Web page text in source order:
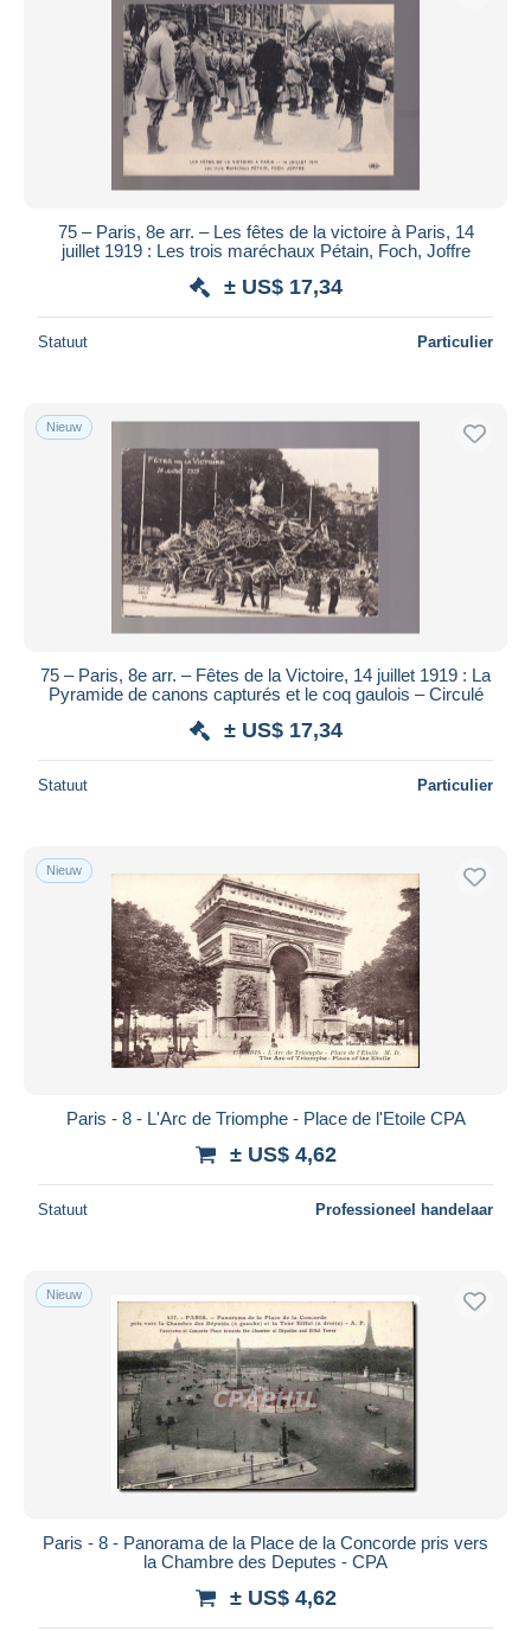
75 – Paris, 8e arr. – Les fêtes de la victoire à Paris, 14
juillet 1919 : Les trois maréchaux Pétain, Foch, Joffre
± US$ 17,34
Statuut Particulier
Nieuw
75 – Paris, 8e arr. – Fêtes de la Victoire, 14 juillet 1919 : La
Pyramide de canons capturés et le coq gaulois – Circulé
± US$ 17,34
Statuut Particulier
Nieuw
Paris - 8 - L'Arc de Triomphe - Place de l'Etoile CPA
± US$ 4,62
Statuut Professioneel handelaar
Nieuw
Paris - 8 - Panorama de la Place de la Concorde pris vers
la Chambre des Deputes - CPA
± US$ 4,62